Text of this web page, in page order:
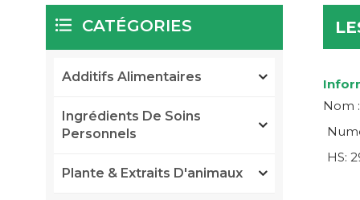
Nom
HS:
CATÉGORIES
Additifs Alimentaires
Ingrédients De Soins
Personnels
Plante & Extraits D'animaux